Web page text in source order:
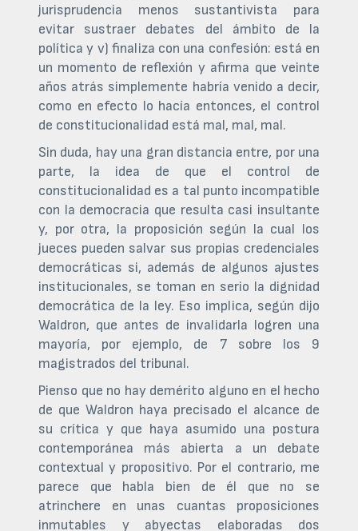
jurisprudencia menos sustantivista para
evitar sustraer debates del ámbito de la
política y v) finaliza con una confesión: está en
un momento de reflexión y afirma que veinte
años atrás simplemente habría venido a decir,
como en efecto lo hacía entonces, el control
de constitucionalidad está mal, mal, mal.
Sin duda, hay una gran distancia entre, por una
parte, la idea de que el control de
constitucionalidad es a tal punto incompatible
con la democracia que resulta casi insultante
y, por otra, la proposición según la cual los
jueces pueden salvar sus propias credenciales
democráticas si, además de algunos ajustes
institucionales, se toman en serio la dignidad
democrática de la ley. Eso implica, según dijo
Waldron, que antes de invalidarla logren una
mayoría, por ejemplo, de 7 sobre los 9
magistrados del tribunal.
Pienso que no hay demérito alguno en el hecho
de que Waldron haya precisado el alcance de
su crítica y que haya asumido una postura
contemporánea más abierta a un debate
contextual y propositivo. Por el contrario, me
parece que habla bien de él que no se
atrinchere en unas cuantas proposiciones
inmutables y abyectas elaboradas dos